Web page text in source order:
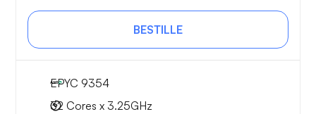
BESTILLE
EPYC 9354
32 Cores x 3.25GHz